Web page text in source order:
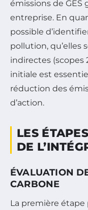
émissions de GES
entreprise. En
possible
pollution, qu’elles
indirectes (scopes
initiale est
réduction des
d’action.
LES
DE
ÉVALUATION
CARBONE
La première